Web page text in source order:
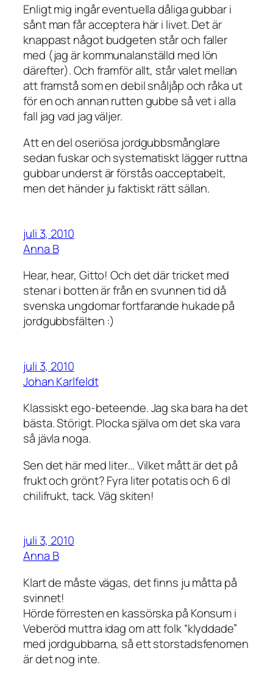
Enligt mig ingår eventuella dåliga gubbar i
sånt man får acceptera här i livet. Det är
knappast något budgeten står och faller
med (jag är kommunalanställd med lön
därefter). Och framför allt, står valet mellan
att framstå som en debil snåljåp och råka ut
för en och annan rutten gubbe så vet i alla
fall jag vad jag väljer.
Att en del oseriösa jordgubbsmånglare
sedan fuskar och systematiskt lägger ruttna
gubbar underst är förstås oacceptabelt,
men det händer ju faktiskt rätt sällan.
juli 3, 2010
Anna B
Hear, hear, Gitto! Och det där tricket med
stenar i botten är från en svunnen tid då
svenska ungdomar fortfarande hukade på
jordgubbsfälten :)
juli 3, 2010
Johan Karlfeldt
Klassiskt ego-beteende. Jag ska bara ha det
bästa. Störigt. Plocka själva om det ska vara
så jävla noga.
Sen det här med liter… Vilket mått är det på
frukt och grönt? Fyra liter potatis och 6 dl
chilifrukt, tack. Väg skiten!
juli 3, 2010
Anna B
Klart de måste vägas, det finns ju måtta på
svinnet!
Hörde förresten en kassörska på Konsum i
Veberöd muttra idag om att folk “klyddade”
med jordgubbarna, så ett storstadsfenomen
är det nog inte.